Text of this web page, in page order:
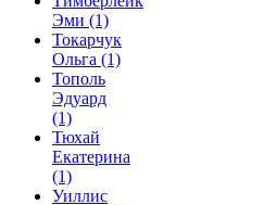
Эми (1)
Токарчук
Ольга (1)
Тополь
Эдуард
(1)
Тюхай
Екатерина
(1)
Уиллис